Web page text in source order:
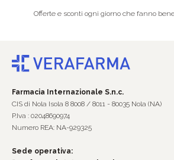
Offerte e sconti ogni giorno che fanno
Farmacia Internazionale S.n.c.
CIS di Nola Isola 8 8008 / 8011 - 80035 Nola (NA)
P.Iva : 02048690974
Numero REA: NA-929325
Sede operativa: